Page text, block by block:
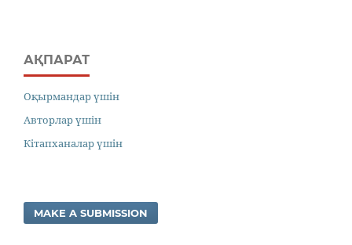
АҚПАРАТ
Оқырмандар үшін
Авторлар үшін
Кітапханалар үшін
MAKE A SUBMISSION